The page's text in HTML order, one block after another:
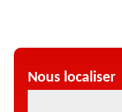
Nous localiser